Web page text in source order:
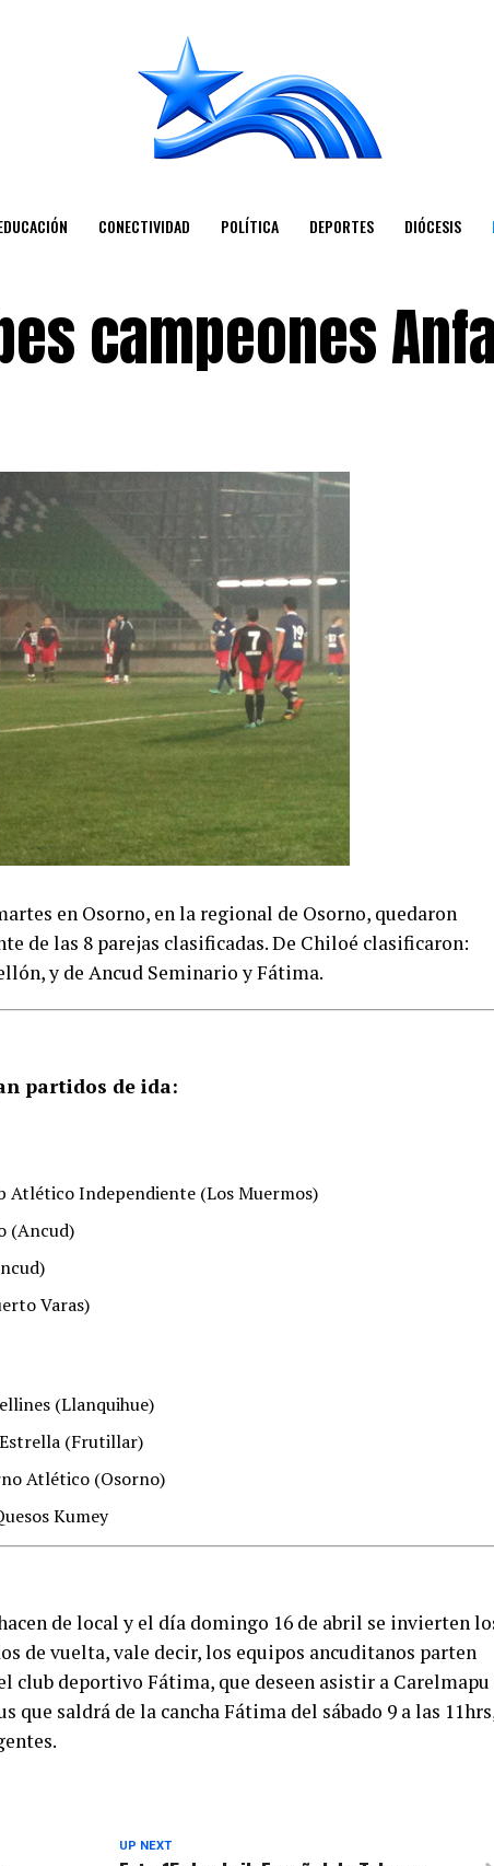
CONECTIVIDAD POLÍTICA DEPORTES DIÓCESIS
campeones
en Osorno, en la regional de Osorno, quedaron
de las 8 parejas clasificadas. De Chiloé clasificaron:
y de Ancud Seminario y Fátima.
partidos de ida:
Atlético Independiente (Los Muermos)
(Ancud)
Varas)
(Llanquihue)
(Frutillar)
Atlético (Osorno)
Kumey
de local y el día domingo 16 de abril se invierten
de vuelta, vale decir, los equipos ancuditanos parten
club deportivo Fátima, que deseen asistir a Carelmapu
que saldrá de la cancha Fátima del sábado 9 a las
UP NEXT